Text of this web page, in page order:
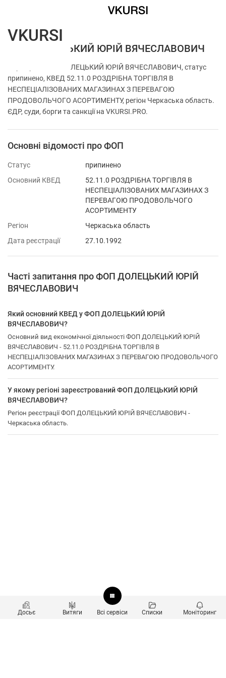
ФОП ДОЛЕЦЬКИЙ ЮРІЙ ВЯЧЕСЛАВОВИЧ
Перевірка ФОП ДОЛЕЦЬКИЙ ЮРІЙ ВЯЧЕСЛАВОВИЧ, статус
припинено, КВЕД 52.11.0 РОЗДРІБНА ТОРГІВЛЯ В
НЕСПЕЦІАЛІЗОВАНИХ МАГАЗИНАХ З ПЕРЕВАГОЮ
ПРОДОВОЛЬЧОГО АСОРТИМЕНТУ, регіон Черкаська область.
ЄДР, суди, борги та санкції на VKURSI.PRO.
Основні відомості про ФОП
Статус
припинено
Основний КВЕД
52.11.0 РОЗДРІБНА ТОРГІВЛЯ В
НЕСПЕЦІАЛІЗОВАНИХ МАГАЗИНАХ З
ПЕРЕВАГОЮ ПРОДОВОЛЬЧОГО
АСОРТИМЕНТУ
Регіон
Черкаська область
Дата реєстрації
27.10.1992
Часті запитання про ФОП ДОЛЕЦЬКИЙ ЮРІЙ
ВЯЧЕСЛАВОВИЧ
Який основний КВЕД у ФОП ДОЛЕЦЬКИЙ ЮРІЙ
ВЯЧЕСЛАВОВИЧ?
Основний вид економічної діяльності ФОП ДОЛЕЦЬКИЙ ЮРІЙ
ВЯЧЕСЛАВОВИЧ - 52.11.0 РОЗДРІБНА ТОРГІВЛЯ В
НЕСПЕЦІАЛІЗОВАНИХ МАГАЗИНАХ З ПЕРЕВАГОЮ ПРОДОВОЛЬЧОГО
АСОРТИМЕНТУ.
У якому регіоні зареєстрований ФОП ДОЛЕЦЬКИЙ ЮРІЙ
ВЯЧЕСЛАВОВИЧ?
Регіон реєстрації ФОП ДОЛЕЦЬКИЙ ЮРІЙ ВЯЧЕСЛАВОВИЧ -
Черкаська область.
Досьє Витяги Всі сервіси Списки Моніторинг
VKURSI